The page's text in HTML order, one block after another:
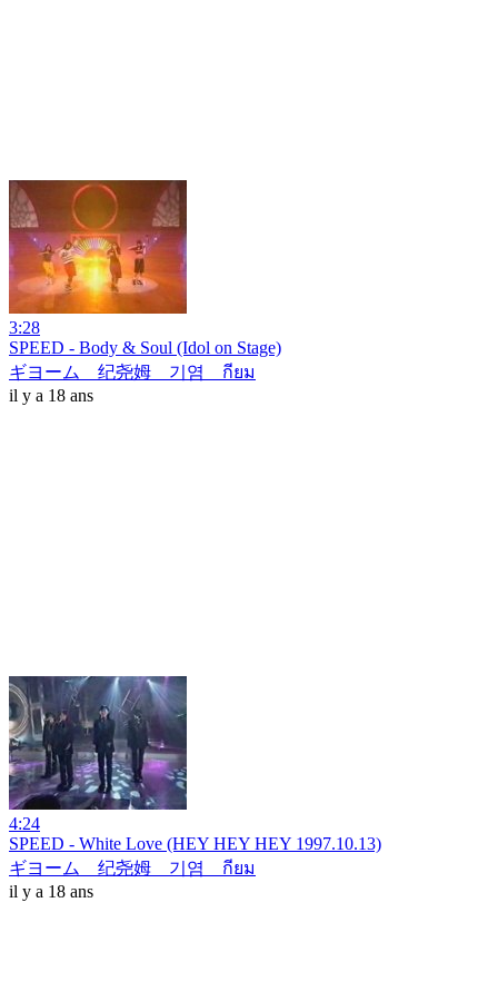
3:28
SPEED - Body & Soul (Idol on Stage)
ギヨーム 纪尧姆 기염 กียม
il y a 18 ans
4:24
SPEED - White Love (HEY HEY HEY 1997.10.13)
ギヨーム 纪尧姆 기염 กียม
il y a 18 ans